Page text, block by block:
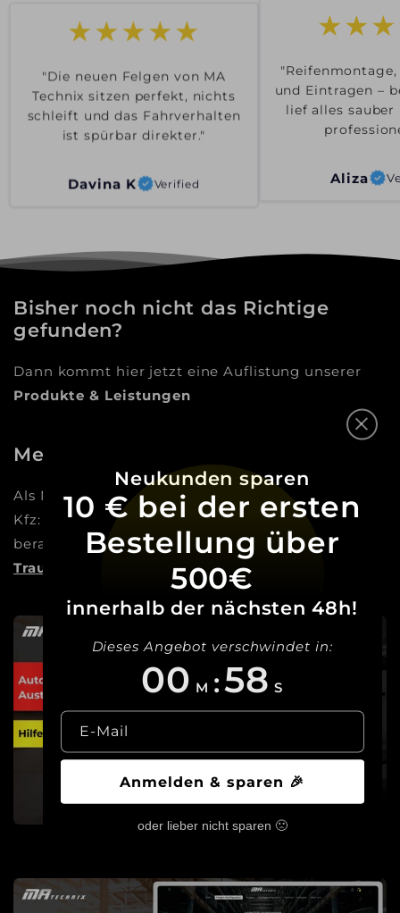
Neukunden sparen
10 € bei der ersten
Bestellung über
500€
innerhalb der nächsten 48h!
Dieses Angebot verschwindet in:
00 M : 57 S
E-Mail
Anmelden & sparen 🎉
oder lieber nicht sparen 🙁
★★★★★
"Die neuen Felgen von MA
Technix sitzen perfekt, nichts
schleift und das Fahrverhalten
ist spürbar direkter."
Davina K Verified
und Eintragen –
lief alles
Aliza
Bisher noch nicht das Richtige
gefunden?
Dann kommt hier jetzt eine Auflistung unserer
Produkte & Leistungen
Mehr als nur ein Online-Shop
Als Meisterbetrieb sind wir die Experten für dein
Kfz: Vom Autoglas über Reifen bis zum Tuning
beraten und begleiten wir dich dabei,deinen
Traum Wirklichkeit werden zu lassen!